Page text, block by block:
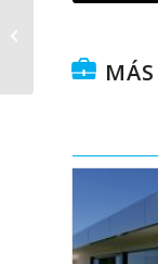
Piscina Camilo